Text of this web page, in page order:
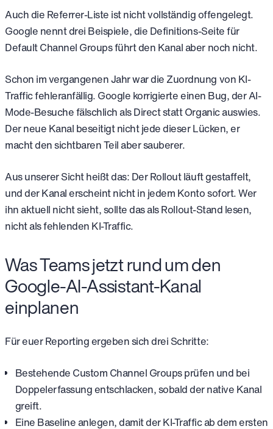
Auch die Referrer-Liste ist nicht vollständig offengelegt.
Google nennt drei Beispiele, die Definitions-Seite für
Default Channel Groups führt den Kanal aber noch nicht.
Schon im vergangenen Jahr war die Zuordnung von KI-
Traffic fehleranfällig. Google korrigierte einen Bug, der AI-
Mode-Besuche fälschlich als Direct statt Organic auswies.
Der neue Kanal beseitigt nicht jede dieser Lücken, er
macht den sichtbaren Teil aber sauberer.
Aus unserer Sicht heißt das: Der Rollout läuft gestaffelt,
und der Kanal erscheint nicht in jedem Konto sofort. Wer
ihn aktuell nicht sieht, sollte das als Rollout-Stand lesen,
nicht als fehlenden KI-Traffic.
Was Teams jetzt rund um den
Google-AI-Assistant-Kanal
einplanen
Für euer Reporting ergeben sich drei Schritte:
Bestehende Custom Channel Groups prüfen und bei
Doppelerfassung entschlacken, sobald der native Kanal
greift.
Eine Baseline anlegen, damit der KI-Traffic ab dem ersten